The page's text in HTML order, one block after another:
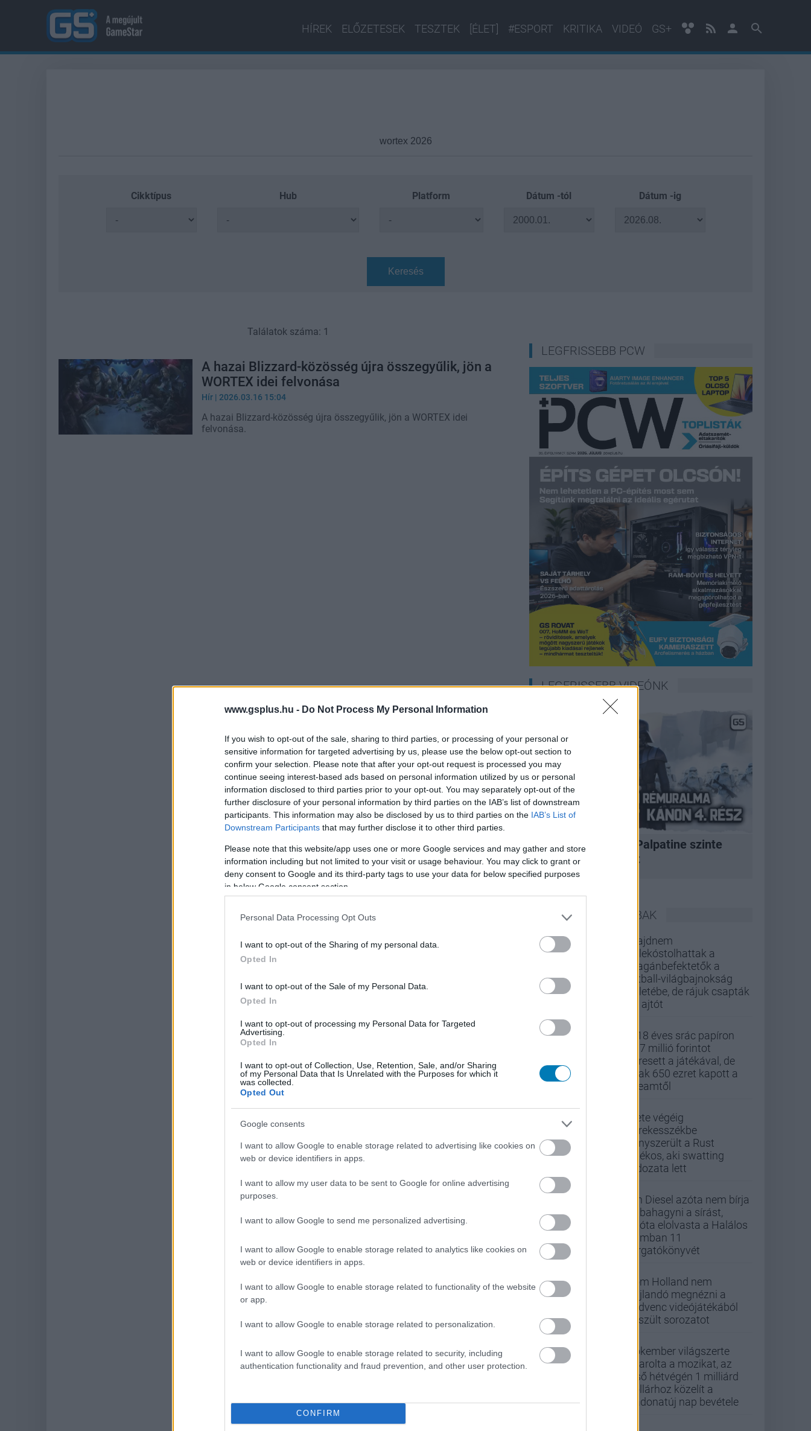
www.gsplus.hu - Do Not Process My Personal Information
If you wish to opt-out of the sale, sharing to third parties, or processing of your personal or
sensitive information for targeted advertising by us, please use the below opt-out section to
confirm your selection. Please note that after your opt-out request is processed you may
continue seeing interest-based ads based on personal information utilized by us or personal
information disclosed to third parties prior to your opt-out. You may separately opt-out of the
further disclosure of your personal information by third parties on the IAB’s list of downstream
participants. This information may also be disclosed by us to third parties on the IAB’s List of
Downstream Participants that may further disclose it to other third parties.
Please note that this website/app uses one or more Google services and may gather and store
information including but not limited to your visit or usage behaviour. You may click to grant or
deny consent to Google and its third-party tags to use your data for below specified purposes
in below Google consent section.
Personal Data Processing Opt Outs
I want to opt-out of the Sharing of my personal data.
Opted In
I want to opt-out of the Sale of my Personal Data.
Opted In
I want to opt-out of processing my Personal Data for Targeted
Advertising.
Opted In
I want to opt-out of Collection, Use, Retention, Sale, and/or Sharing
of my Personal Data that Is Unrelated with the Purposes for which it
was collected.
Opted Out
Google consents
I want to allow Google to enable storage related to advertising like cookies on
web or device identifiers in apps.
I want to allow my user data to be sent to Google for online advertising
purposes.
I want to allow Google to send me personalized advertising.
I want to allow Google to enable storage related to analytics like cookies on
web or device identifiers in apps.
I want to allow Google to enable storage related to functionality of the website
or app.
I want to allow Google to enable storage related to personalization.
I want to allow Google to enable storage related to security, including
authentication functionality and fraud prevention, and other user protection.
CONFIRM
HÍREK ELŐZETESEK TESZTEK [ÉLET] #ESPORT KRITIKA VIDEÓ GS+
Cikktípus Hub Platform Dátum -tól Dátum -ig
Keresés
Találatok száma: 1
A hazai Blizzard-közösség újra összegyűlik, jön a
WORTEX idei felvonása
Hír | 2026.03.16 15:04
A hazai Blizzard-közösség újra összegyűlik, jön a WORTEX idei
felvonása.
LEGFRISSEBB PCW
LEGFRISSEBB VIDEÓNK
A korszak, amikor Palpatine szinte
bármit megtehetett
LEGOLVASOTTABBAK
Majdnem
belekóstolhattak a
magánbefektetők a
futball-világbajnokság
üzletébe, de rájuk csapták
az ajtót
A 18 éves srác papíron
437 millió forintot
keresett a játékával, de
csak 650 ezret kapott a
Steamtől
Élete végéig
kerekesszékbe
kényszerült a Rust
játékos, aki swatting
áldozata lett
Vin Diesel azóta nem bírja
abbahagyni a sírást,
mióta elolvasta a Halálos
iramban 11
forgatókönyvét
Tom Holland nem
hajlandó megnézni a
kedvenc videójátékából
készült sorozatot
Pókember világszerte
letarolta a mozikat, az
első hétvégén 1 milliárd
dollárhoz közelít a
Vadonatúj nap bevétele